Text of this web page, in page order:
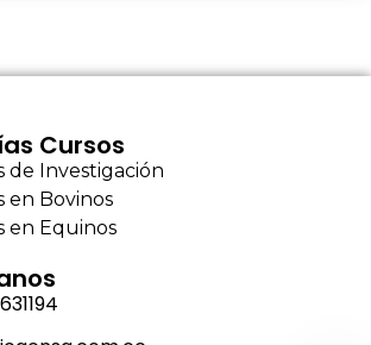
Cursos
de Investigación
en Bovinos
en Equinos